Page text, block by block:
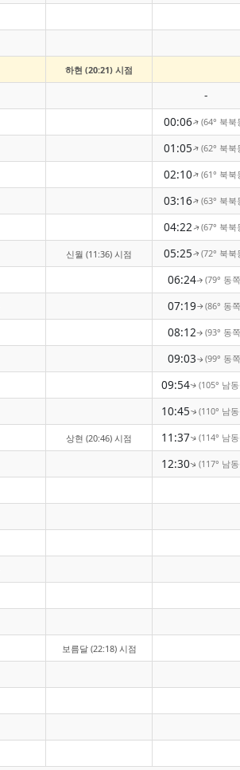
하현 (20:21) 시점
-
00:06↑(64° 북북
01:05↑(62° 북북
02:10↑(61° 북북
03:16↑(63° 북북
04:22↑(67° 북북
신월 (11:36) 시점 05:25↑(72° 북북
06:24↑(79° 동
07:19↑(86° 동
08:12↑(93° 동
09:03↑(99° 동
09:54↑(105° 남
10:45↑(110° 남
상현 (20:46) 시점 11:37↑(114° 남
12:30↑(117° 남
보름달 (22:18) 시점